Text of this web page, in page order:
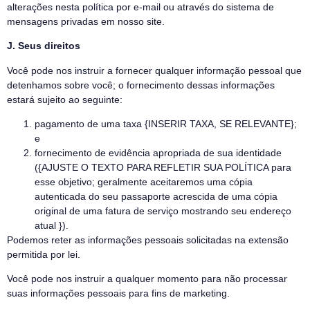
alterações nesta política por e-mail ou através do sistema de
mensagens privadas em nosso site.
J. Seus direitos
Você pode nos instruir a fornecer qualquer informação pessoal que
detenhamos sobre você; o fornecimento dessas informações
estará sujeito ao seguinte:
pagamento de uma taxa {INSERIR TAXA, SE RELEVANTE};
e
fornecimento de evidência apropriada de sua identidade
({AJUSTE O TEXTO PARA REFLETIR SUA POLÍTICA para
esse objetivo; geralmente aceitaremos uma cópia
autenticada do seu passaporte acrescida de uma cópia
original de uma fatura de serviço mostrando seu endereço
atual }).
Podemos reter as informações pessoais solicitadas na extensão
permitida por lei.
Você pode nos instruir a qualquer momento para não processar
suas informações pessoais para fins de marketing.